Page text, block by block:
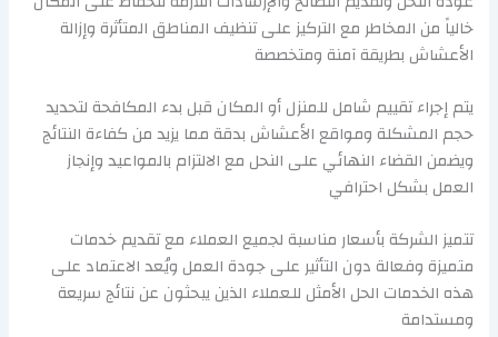
خالياً من المخاطر مع التركيز على تنظيف المناطق المتأثرة وإزالة
الأعشاش بطريقة آمنة ومتخصصة
يتم إجراء تقييم شامل للمنزل أو المكان قبل بدء المكافحة لتحديد
حجم المشكلة ومواقع الأعشاش بدقة مما يزيد من كفاءة النتائج
ويضمن القضاء النهائي على النحل مع الالتزام بالمواعيد وإنجاز
العمل بشكل احترافي
تتميز الشركة بأسعار مناسبة لجميع العملاء مع تقديم خدمات
متميزة وفعالة دون التأثير على جودة العمل ويُعد الاعتماد على
هذه الخدمات الحل الأمثل للعملاء الذين يبحثون عن نتائج سريعة
ومستدامة